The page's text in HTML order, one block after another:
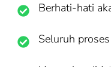
Berhati-hati
Seluruh